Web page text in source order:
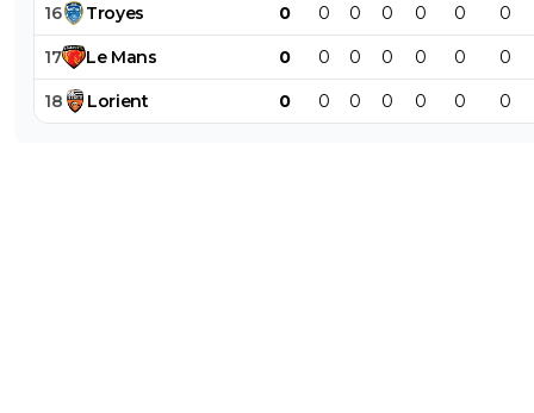
16 Troyes 0 0 0 0 0 0 0
17 Le Mans 0 0 0 0 0 0 0
18 Lorient 0 0 0 0 0 0 0